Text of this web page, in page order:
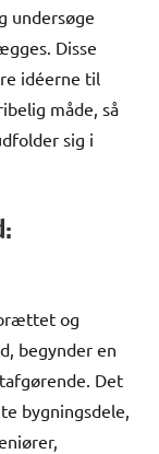
undersøge
Disse
idéerne til
måde, så
sig i
og
begynder en
Det
bygningsdele,